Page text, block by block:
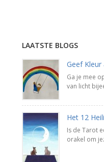
LAATSTE BLOGS
Geef Kleur
Ga je mee
van licht
Het 12
Is de Tarot
orakel om